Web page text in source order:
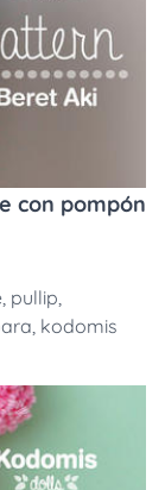
con pompón
, pullip,
, kodomis